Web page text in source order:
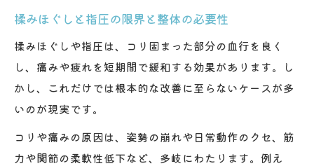
揉みほぐしと指圧の限界と整体の必要性
揉みほぐしや指圧は、コリ固まった部分の血行を良く
し、痛みや疲れを短期間で緩和する効果があります。し
かし、これだけでは根本的な改善に至らないケースが多
いのが現実です。
コリや痛みの原因は、姿勢の崩れや日常動作のクセ、筋
力や関節の柔軟性低下など、多岐にわたります。例え